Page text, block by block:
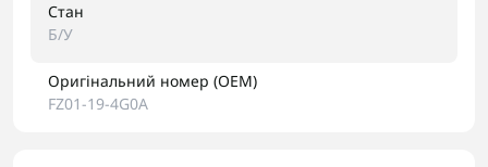
Стан
Б/У
Оригінальний номер (OEM)
FZ01-19-4G0A